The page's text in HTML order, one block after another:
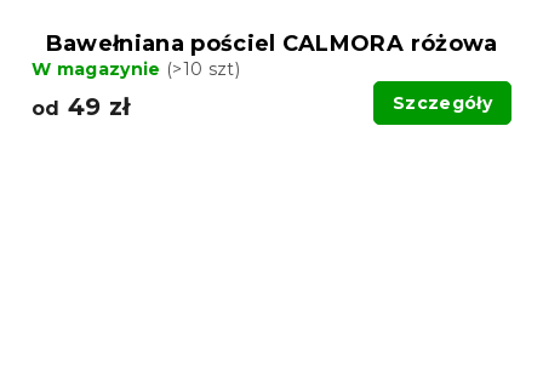
Bawełniana pościel CALMORA różowa
W magazynie (>10 szt)
od 49 zł Szczegóły